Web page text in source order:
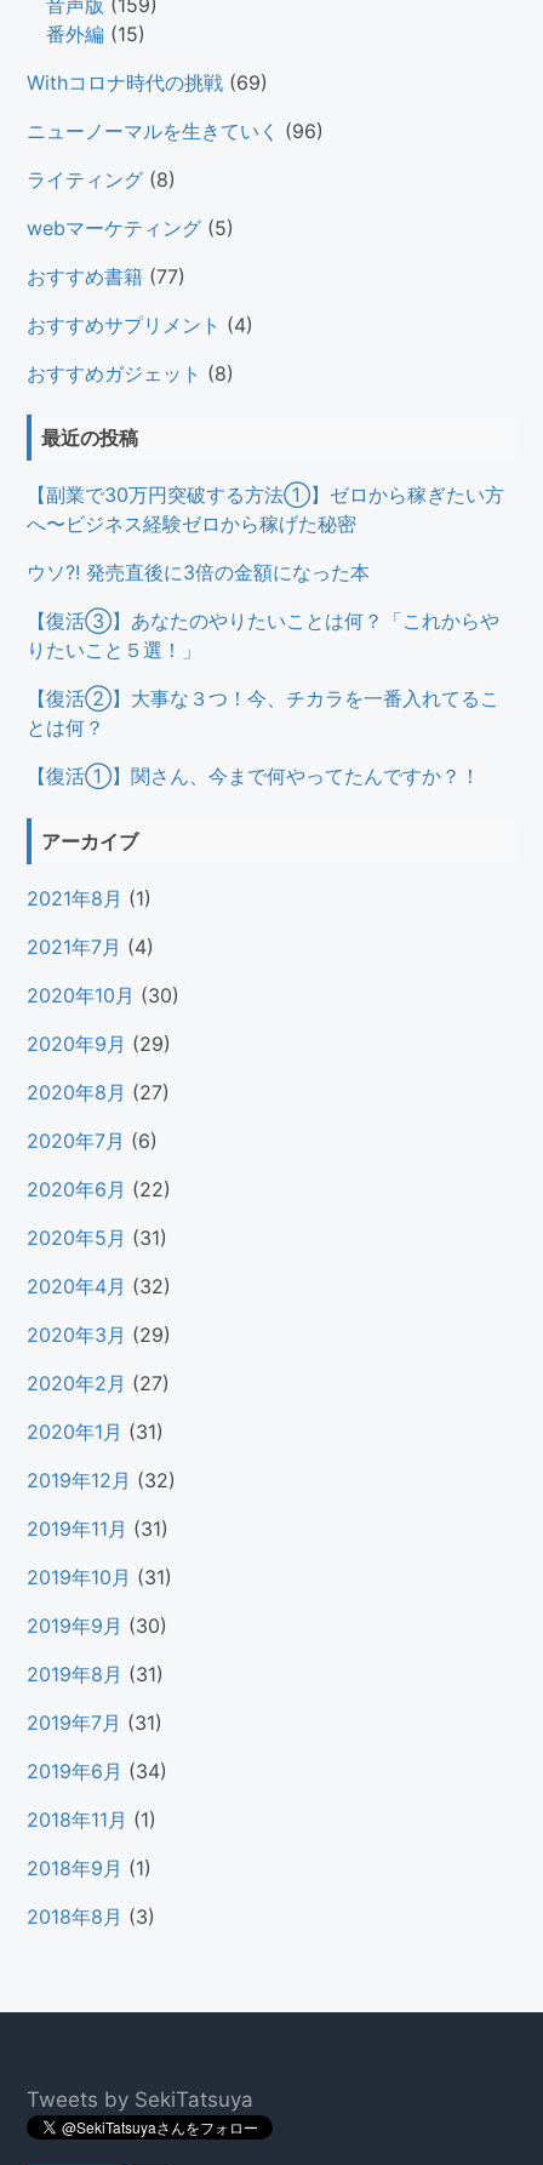
音声版 (159)
番外編 (15)
Withコロナ時代の挑戦 (69)
ニューノーマルを生きていく (96)
ライティング (8)
webマーケティング (5)
おすすめ書籍 (77)
おすすめサプリメント (4)
おすすめガジェット (8)
最近の投稿
【副業で30万円突破する方法①】ゼロから稼ぎたい方
へ〜ビジネス経験ゼロから稼げた秘密
ウソ?! 発売直後に3倍の金額になった本
【復活③】あなたのやりたいことは何？「これからや
りたいこと５選！」
【復活②】大事な３つ！今、チカラを一番入れてるこ
とは何？
【復活①】関さん、今まで何やってたんですか？！
アーカイブ
2021年8月 (1)
2021年7月 (4)
2020年10月 (30)
2020年9月 (29)
2020年8月 (27)
2020年7月 (6)
2020年6月 (22)
2020年5月 (31)
2020年4月 (32)
2020年3月 (29)
2020年2月 (27)
2020年1月 (31)
2019年12月 (32)
2019年11月 (31)
2019年10月 (31)
2019年9月 (30)
2019年8月 (31)
2019年7月 (31)
2019年6月 (34)
2018年11月 (1)
2018年9月 (1)
2018年8月 (3)
Footer
Tweets by SekiTatsuya